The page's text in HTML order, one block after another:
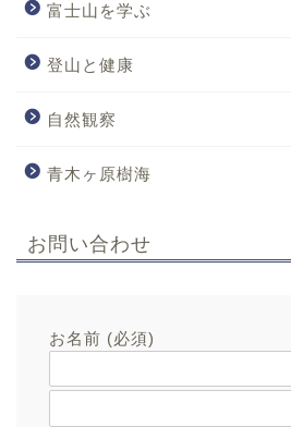
富士山を学ぶ
登山と健康
自然観察
青木ヶ原樹海
お問い合わせ
お名前 (必須)